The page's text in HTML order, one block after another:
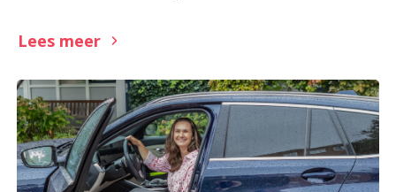
Lees meer